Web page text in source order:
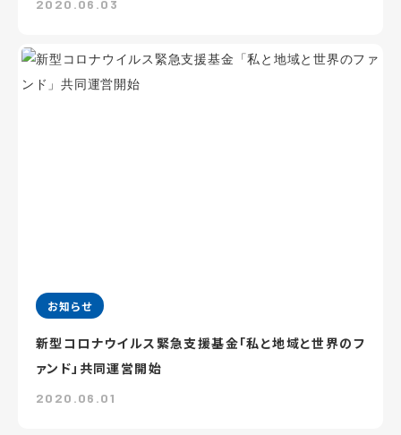
2020.06.03
お知らせ
新型コロナウイルス緊急支援基金「私と地域と世界のフ
ァンド」共同運営開始
2020.06.01